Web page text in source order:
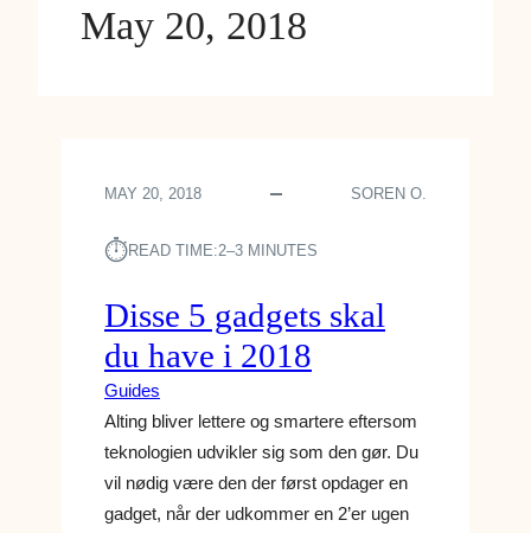
May 20, 2018
MAY 20, 2018 SOREN O.
⏱︎READ TIME:2–3 MINUTES
Disse 5 gadgets skal
du have i 2018
Guides
Alting bliver lettere og smartere eftersom
teknologien udvikler sig som den gør. Du
vil nødig være den der først opdager en
gadget, når der udkommer en 2’er ugen